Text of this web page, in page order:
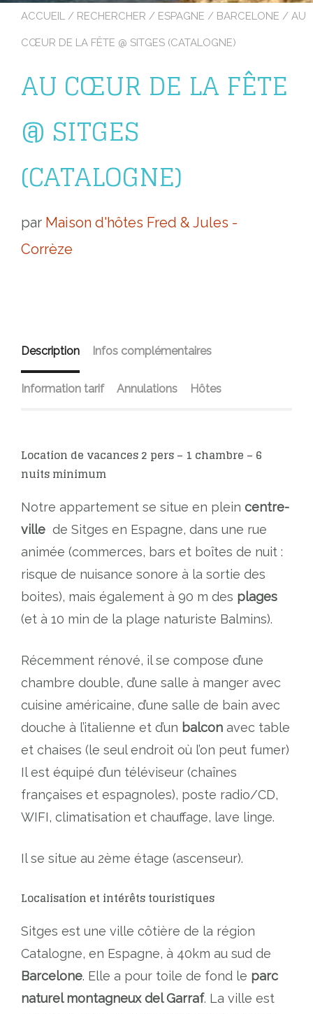
ACCUEIL / RECHERCHER / ESPAGNE / BARCELONE / AU
CŒUR DE LA FÊTE @ SITGES (CATALOGNE)
AU CŒUR DE LA FÊTE
@ SITGES
(CATALOGNE)
par Maison d'hôtes Fred & Jules -
Corrèze
Description Infos complémentaires
Information tarif Annulations Hôtes
Location de vacances 2 pers – 1 chambre – 6
nuits minimum
Notre appartement se situe en plein centre-
ville de Sitges en Espagne, dans une rue
animée (commerces, bars et boîtes de nuit :
risque de nuisance sonore à la sortie des
boites), mais également à 90 m des plages
(et à 10 min de la plage naturiste Balmins).
Récemment rénové, il se compose d’une
chambre double, d’une salle à manger avec
cuisine américaine, d’une salle de bain avec
douche à l’italienne et d’un balcon avec table
et chaises (le seul endroit où l’on peut fumer)
Il est équipé d’un téléviseur (chaînes
françaises et espagnoles), poste radio/CD,
WIFI, climatisation et chauffage, lave linge.
Il se situe au 2ème étage (ascenseur).
Localisation et intérêts touristiques
Sitges est une ville côtière de la région
Catalogne, en Espagne, à 40km au sud de
Barcelone. Elle a pour toile de fond le parc
naturel montagneux del Garraf. La ville est